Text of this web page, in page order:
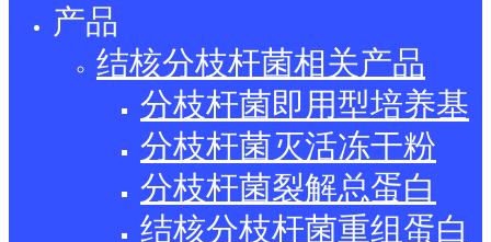
产品
结核分枝杆菌相关产品
分枝杆菌即用型培养基
分枝杆菌灭活冻干粉
分枝杆菌裂解总蛋白
结核分枝杆菌重组蛋白